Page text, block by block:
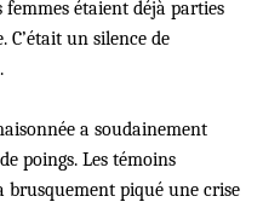
étaient déjà parties
C’était un silence de
a soudainement
poings. Les témoins
piqué une crise